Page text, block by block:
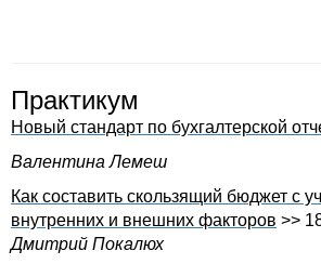
Практикум
Новый стандарт по бухгалтерской
Валентина Лемеш
Как составить скользящий бюджет с
внутренних и внешних факторов >>
Дмитрий Покалюх